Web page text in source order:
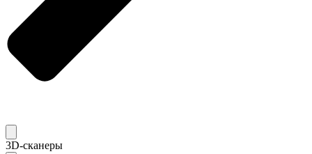
3D-сканеры